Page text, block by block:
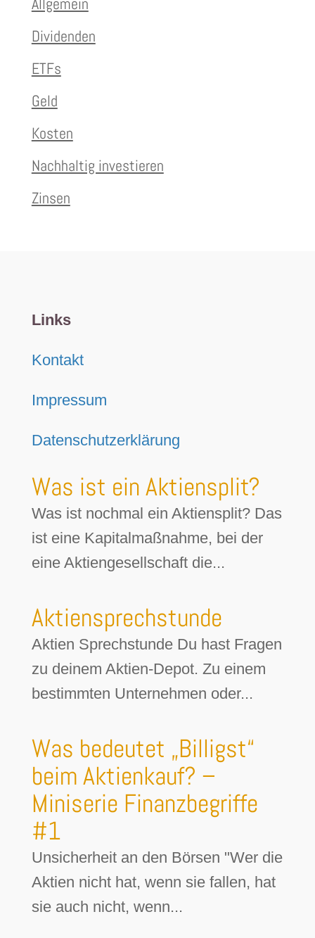
Dividenden
ETFs
Geld
Kosten
Nachhaltig investieren
Zinsen
Links
Kontakt
Impressum
Datenschutzerklärung
Was ist ein Aktiensplit?
Was ist nochmal ein Aktiensplit? Das
ist eine Kapitalmaßnahme, bei der
eine Aktiengesellschaft die...
Aktiensprechstunde
Aktien Sprechstunde Du hast Fragen
zu deinem Aktien-Depot. Zu einem
bestimmten Unternehmen oder...
Was bedeutet „Billigst“
beim Aktienkauf? –
Miniserie Finanzbegriffe
#1
Unsicherheit an den Börsen "Wer die
Aktien nicht hat, wenn sie fallen, hat
sie auch nicht, wenn...